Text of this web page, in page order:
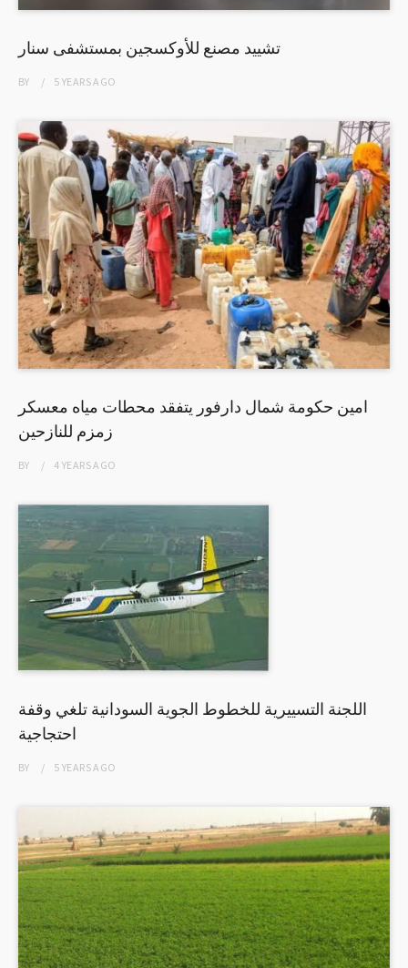
تشييد مصنع للأوكسجين بمستشفى سنار
BY 5 YEARSAGO
امين حكومة شمال دارفور يتفقد محطات مياه معسكر
زمزم للنازحين
BY 4 YEARSAGO
اللجنة التسييرية للخطوط الجوية السودانية تلغي وقفة
احتجاجية
BY 5 YEARSAGO